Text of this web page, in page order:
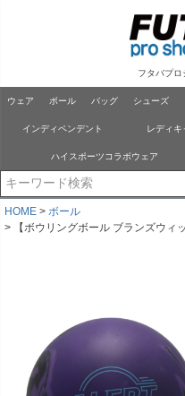
フタバプロ
ウェア ボール バッグ シューズ
インディペンデント レディキ
ハイスポーツコラボウェア
HOME
ボール
【ボウリングボール ブランズウ